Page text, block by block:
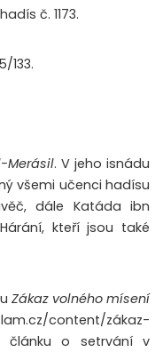
č. 1173.
133.
Merásil. V jeho isnádu
všemi učenci hadísu
dále Katáda ibn
kteří jsou také
Zákaz volného mísení
content/zákaz-
článku o setrvání v